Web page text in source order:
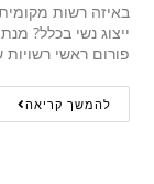
באיזה רשות מקומית
ייצוג נשי בכלל?
פורום ראשי רשויות שיתקיים
להמשך קריאה